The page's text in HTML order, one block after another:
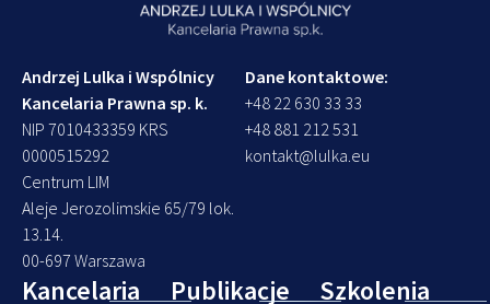
Andrzej Lulka i Wspólnicy
Kancelaria Prawna sp. k.
NIP 7010433359 KRS
0000515292
Centrum LIM
Aleje Jerozolimskie 65/79 lok.
13.14.
00-697 Warszawa
Dane kontaktowe:
+48 22 630 33 33
+48 881 212 531
kontakt@lulka.eu
Kancelaria Publikacje Szkolenia